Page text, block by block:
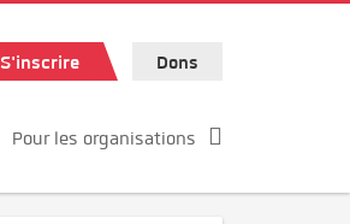
S'inscrire Dons
Pour les organisations